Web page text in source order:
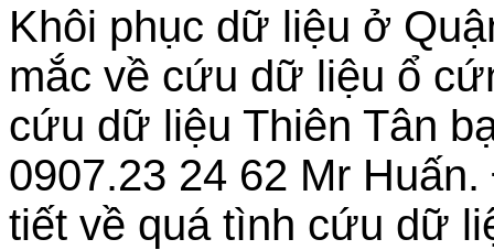
Khôi phục dữ liệu ở
mắc về cứu dữ liệu ổ
cứu dữ liệu Thiên Tân
0907.23 24 62 Mr
tiết về quá tình cứu dữ